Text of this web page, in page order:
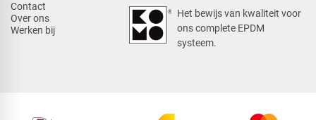
Contact
Over ons
Werken bij
Het bewijs van kwaliteit voor
ons complete EPDM
systeem.